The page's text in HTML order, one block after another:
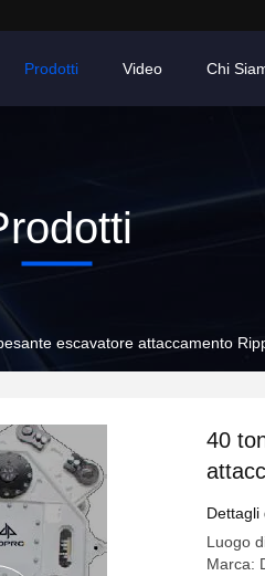
Prodotti Video Chi
escavatore attaccamento
40
Dettagli
Luogo
Marca: